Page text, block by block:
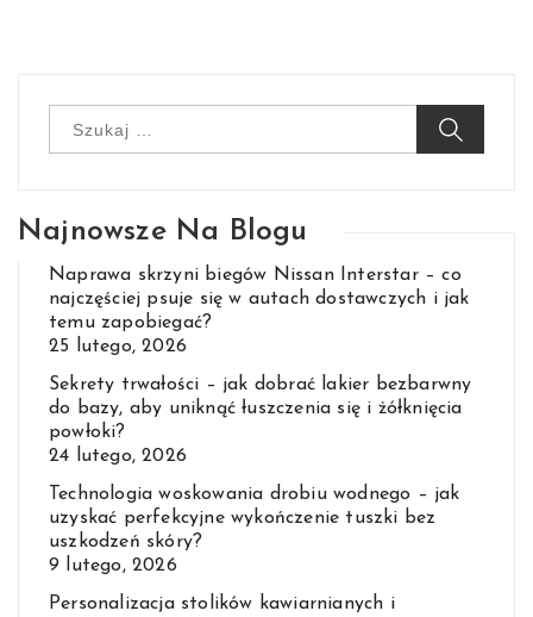
Najnowsze Na Blogu
Naprawa skrzyni biegów Nissan Interstar – co
najczęściej psuje się w autach dostawczych i jak
temu zapobiegać?
25 lutego, 2026
Sekrety trwałości – jak dobrać lakier bezbarwny
do bazy, aby uniknąć łuszczenia się i żółknięcia
powłoki?
24 lutego, 2026
Technologia woskowania drobiu wodnego – jak
uzyskać perfekcyjne wykończenie tuszki bez
uszkodzeń skóry?
9 lutego, 2026
Personalizacja stolików kawiarnianych i